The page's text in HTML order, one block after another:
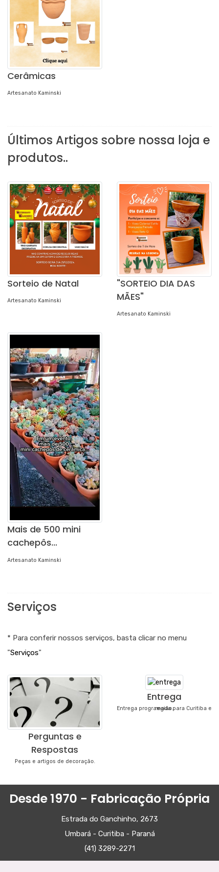
Cerâmicas
Artesanato Kaminski
Últimos Artigos sobre nossa loja e
produtos..
Sorteio de Natal
Artesanato Kaminski
"SORTEIO DIA DAS
MÃES"
Artesanato Kaminski
Mais de 500 mini
cachepôs...
Artesanato Kaminski
Serviços
* Para conferir nossos serviços, basta clicar no menu
"Serviços"
Perguntas e
Respostas
Peças e artigos de decoração.
Entrega
Entrega programada para Curitiba e região.
Desde 1970 - Fabricação Própria
Estrada do Ganchinho, 2673
Umbará - Curitiba - Paraná
(41) 3289-2271